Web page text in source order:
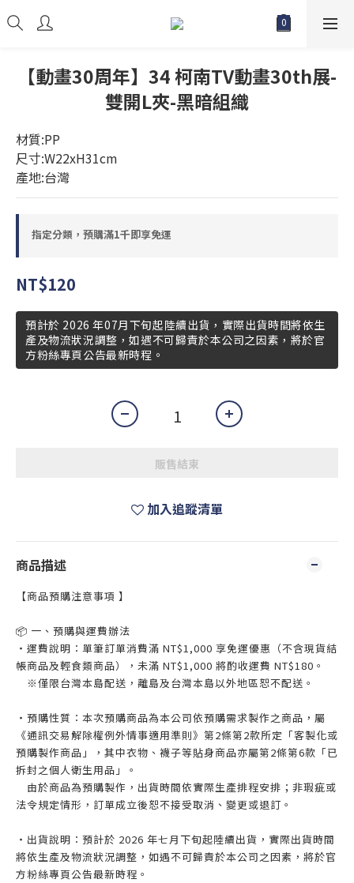
【動畫30周年】34 柯南TV動畫30th展-
雙開L夾-黑暗組織
材質:PP
尺寸:W22xH31cm
產地:台灣
指定分類，預購滿1千即享免運
NT$120
預計於 2026 年07月下旬起陸續出貨，實際出貨時間將依生
產及物流狀況調整，如遇不可歸責於本公司之因素，將於官
方粉絲專頁公告最新時程。
販售結束
加入追蹤清單
商品描述
【商品預購注意事項 】
📦 一、預購與運費辦法
・運費說明：單筆訂單消費滿 NT$1,000 享免運優惠（不含現貨結
帳商品及輕食類商品），未滿 NT$1,000 將酌收運費 NT$180。
※僅限台灣本島配送，離島及台灣本島以外地區恕不配送。
・預購性質：本次預購商品為本公司依預購需求製作之商品，屬
《通訊交易解除權例外情事適用準則》第2條第2款所定「客製化或
預購製作商品」，其中衣物、襪子等貼身商品亦屬第2條第6款「已
拆封之個人衛生用品」。
由於商品為預購製作，出貨時間依實際生產排程安排；非瑕疵或
法令規定情形，訂單成立後恕不接受取消、變更或退訂。
・出貨說明：預計於 2026 年七月下旬起陸續出貨，實際出貨時間
將依生產及物流狀況調整，如遇不可歸責於本公司之因素，將於官
方粉絲專頁公告最新時程。